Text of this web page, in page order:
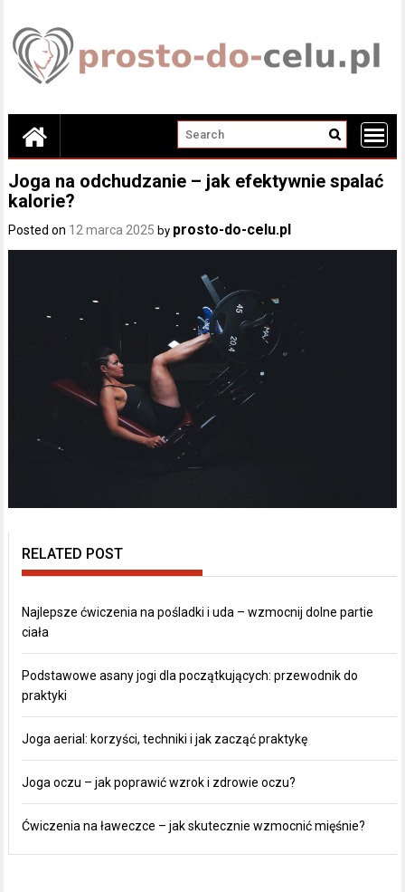
content
Joga na odchudzanie – jak efektywnie spalać
kalorie?
Posted on 12 marca 2025 by prosto-do-celu.pl
RELATED POST
Najlepsze ćwiczenia na pośladki i uda – wzmocnij dolne partie
ciała
Podstawowe asany jogi dla początkujących: przewodnik do
praktyki
Joga aerial: korzyści, techniki i jak zacząć praktykę
Joga oczu – jak poprawić wzrok i zdrowie oczu?
Ćwiczenia na ławeczce – jak skutecznie wzmocnić mięśnie?